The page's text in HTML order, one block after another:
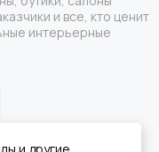
и все, кто ценит
интерьерные